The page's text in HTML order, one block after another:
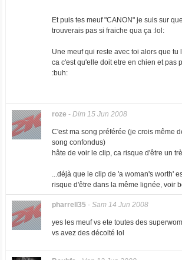
Et puis tes meuf "CANON" je suis sur
trouverais pas si fraiche qua ça :lol:
Une meuf qui reste avec toi alors que tu
ca c'est qu'elle doit etre en chien et pas
:buh:
roze - Dim 15 Jun 2008
C'est ma song préférée (je crois même
song confondus)
hâte de voir le clip, ca risque d'être un
...déjà que le clip de 'a woman's worth'
risque d'être dans la même lignée, voir
pharrell35- Sam 14 Jun 2008
yes les meuf vs ete toutes des
vs avez des décolté lol